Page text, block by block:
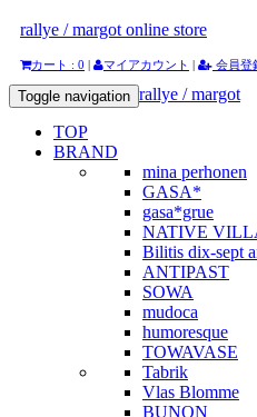
rallye / margot online store
カート : 0 | マイアカウント | 会員登
rallye / margot
Toggle navigation
TOP
BRAND
mina perhonen
GASA*
gasa*grue
NATIVE
Bilitis dix-sept
ANTIPAST
SOWA
mudoca
humoresque
TOWAVASE
Tabrik
Vlas Blomme
BUNON